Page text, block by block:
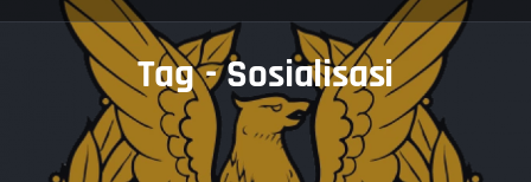
Tag - Sosialisasi